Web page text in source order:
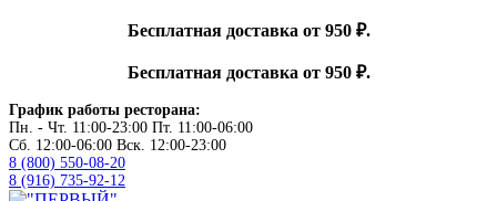
Бесплатная доставка от 950 ₽.
Бесплатная доставка от 950 ₽.
График работы ресторана:
Пн. - Чт. 11:00-23:00 Пт. 11:00-06:00
Сб. 12:00-06:00 Вск. 12:00-23:00
8 (800) 550-08-20
8 (916) 735-92-12